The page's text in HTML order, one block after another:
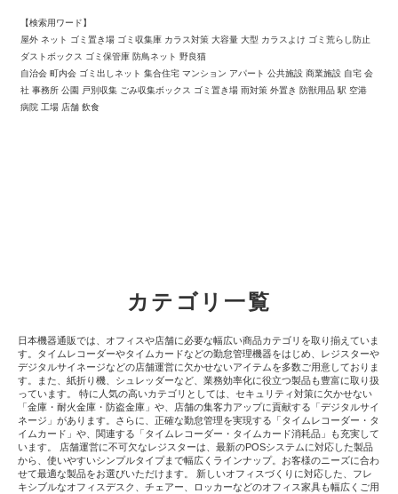
【検索用ワード】
屋外 ネット ゴミ置き場 ゴミ収集庫 カラス対策 大容量 大型 カラスよけ ゴミ荒らし防止
ダストボックス ゴミ保管庫 防鳥ネット 野良猫
自治会 町内会 ゴミ出しネット 集合住宅 マンション アパート 公共施設 商業施設 自宅 会
社 事務所 公園 戸別収集 ごみ収集ボックス ゴミ置き場 雨対策 外置き 防獣用品 駅 空港
病院 工場 店舗 飲食
カテゴリ一覧
日本機器通販では、オフィスや店舗に必要な幅広い商品カテゴリを取り揃えていま
す。タイムレコーダーやタイムカードなどの勤怠管理機器をはじめ、レジスターや
デジタルサイネージなどの店舗運営に欠かせないアイテムを多数ご用意しておりま
す。また、紙折り機、シュレッダーなど、業務効率化に役立つ製品も豊富に取り扱
っています。 特に人気の高いカテゴリとしては、セキュリティ対策に欠かせない
「金庫・耐火金庫・防盗金庫」や、店舗の集客力アップに貢献する「デジタルサイ
ネージ」があります。さらに、正確な勤怠管理を実現する「タイムレコーダー・タ
イムカード」や、関連する「タイムレコーダー・タイムカード消耗品」も充実して
います。 店舗運営に不可欠なレジスターは、最新のPOSシステムに対応した製品
から、使いやすいシンプルタイプまで幅広くラインナップ。お客様のニーズに合わ
せて最適な製品をお選びいただけます。 新しいオフィスづくりに対応した、フレ
キシブルなオフィスデスク、チェアー、ロッカーなどのオフィス家具も幅広くご用